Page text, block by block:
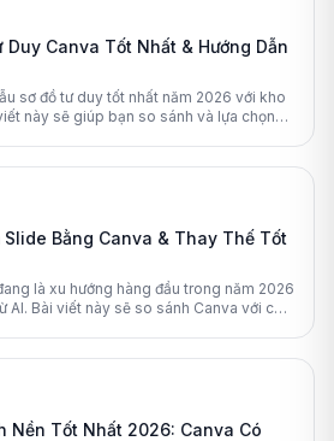
Duy Canva Tốt Nhất & Hướng Dẫn
sơ đồ tư duy tốt nhất năm 2026 với kho
này sẽ giúp bạn so sánh và lựa chọn
Bằng Canva & Thay Thế Tốt
là xu hướng hàng đầu trong năm 2026
AI. Bài viết này sẽ so sánh Canva với các
Nền Tốt Nhất 2026: Canva Có